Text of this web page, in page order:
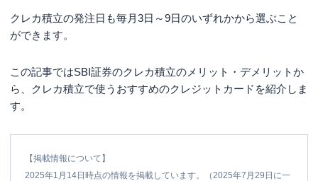
クレカ積立の発注日も毎月3日～9日のいずれかから選ぶこと
ができます。
この記事ではSBI証券のクレカ積立のメリット・デメリットか
ら、クレカ積立で使うおすすめのクレジットカードを紹介しま
す。
【掲載情報について】
2025年1月14日時点の情報を掲載しています。（2025年7月29日に一